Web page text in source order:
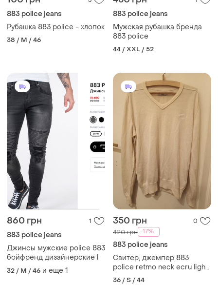
883 police jeans
Рубашка 883 police - хлопок
38 / M / 46
883 police jeans
Мужская рубашка бренда
883 police
44 / XXL / 52
860 грн 1
883 police jeans
Джинсы мужские police 883
бойфренд дизайнерские l
32 / M / 46 и еще 1
350 грн 0
420 грн -17%
883 police jeans
Свитер, джемпер 883
police retmo neck ecru light
grey, size: (s).
36 / S / 44